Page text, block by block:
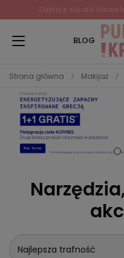
BLOG
Strona główna Makijaż
Najlepsza trafność